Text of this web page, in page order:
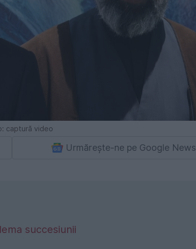
captură video
Urmărește-ne pe Google News
succesiunii